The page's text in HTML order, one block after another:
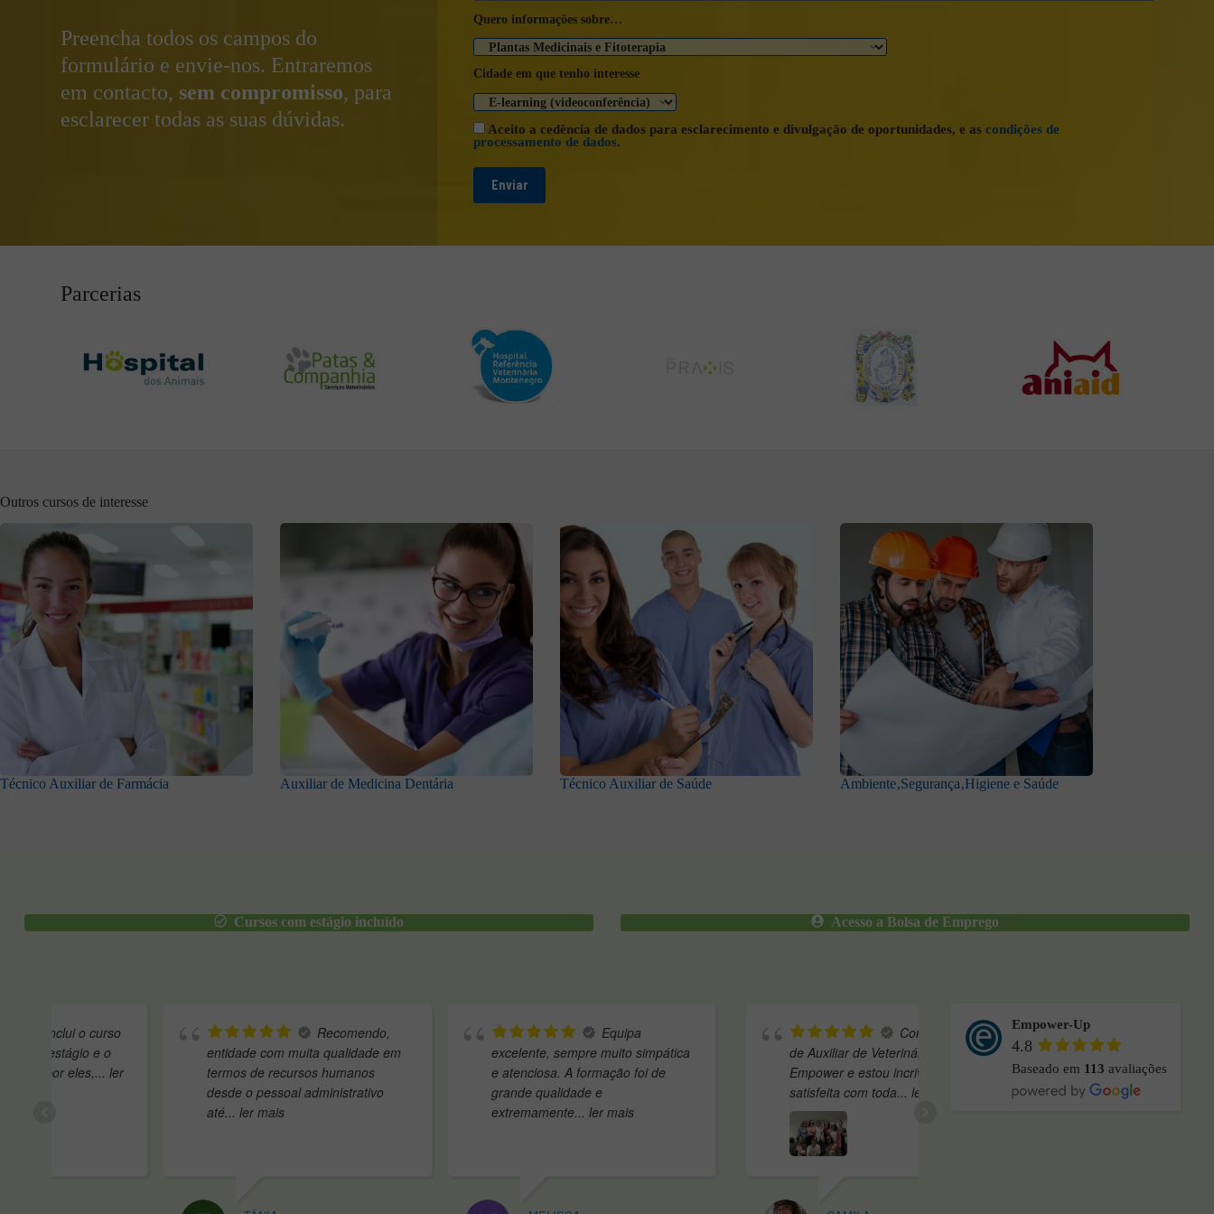
Preencha todos os campos do
formulário e envie‑nos. Entraremos
em contacto, sem compromisso, para
esclarecer todas as suas dúvidas.
Quero informações sobre…
Cidade em que tenho interesse
Aceito a cedência de dados para esclarecimento e divulgação de oportunidades, e as condições de
processamento de dados.
Parcerias
Outros cursos de interesse
Técnico Auxiliar de Farmácia Auxiliar de Medicina Dentária Técnico Auxiliar de Saúde Ambiente‚Segurança‚Higiene e Saúde
Cursos com estágio incluído Acesso a Bolsa de Emprego
Concluí o curso
de Auxiliar de Veterinária na
Empower e estou incrivelmente
satisfeita com toda... ler mais
Andei algum
tempo indecisa antes de escolher
a escola, pesquisei várias opções
... ler mais
Terminei o
curso de assistente dentária o ano
passado e foi muito desafiador.
Quero parabenizar a... ler mais
"Queria muito
agradecer a Empower pelo curso
incrível de auxiliar de farmácia, e
pelo estágio... ler mais
Empower-Up
4.8
Baseado em 113 avaliações